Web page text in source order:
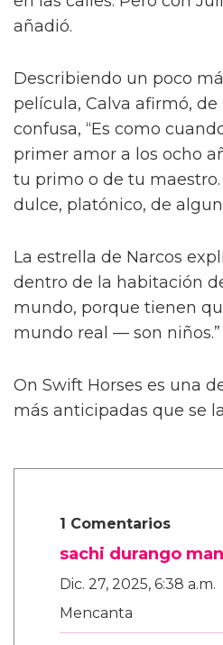
Esto se trata de amor
no, no, no.
“'Son dos chicos dulces
enamoran.' Henry es más
en las calles. Pero con
añadió.
Describiendo un poco
película, Calva afirmó, de
confusa, “Es como
dulce, platónico, de
dentro de la habitación
mundo real — son niños.”
On Swift Horses es una
más anticipadas que se